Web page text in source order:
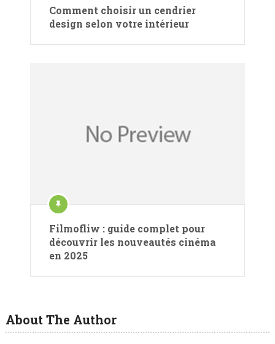
Comment choisir un cendrier
design selon votre intérieur
Filmofliw : guide complet pour
découvrir les nouveautés cinéma
en 2025
About The Author